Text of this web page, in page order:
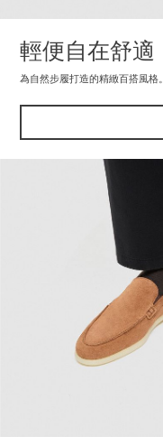
輕便自在舒適
為自然步履打造的精緻百搭風格。